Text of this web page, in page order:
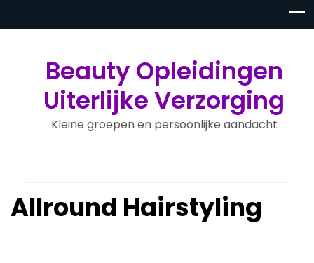
Beauty Opleidingen
Uiterlijke Verzorging
Kleine groepen en persoonlijke aandacht
Allround Hairstyling